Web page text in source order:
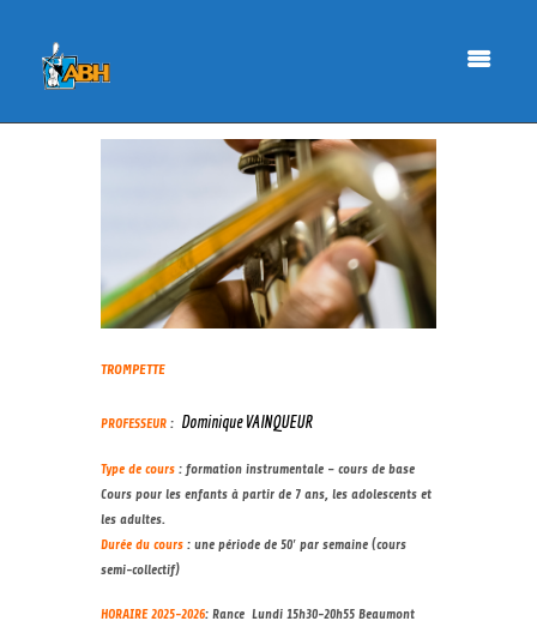
TROMPETTE
PROFESSEUR : Dominique VAINQUEUR
Type de cours : formation instrumentale – cours de base
Cours pour les enfants à partir de 7 ans, les adolescents et
les adultes.
Durée du cours : une période de 50′ par semaine (cours
semi-collectif)
HORAIRE 2025-2026: Rance Lundi 15h30-20h55 Beaumont